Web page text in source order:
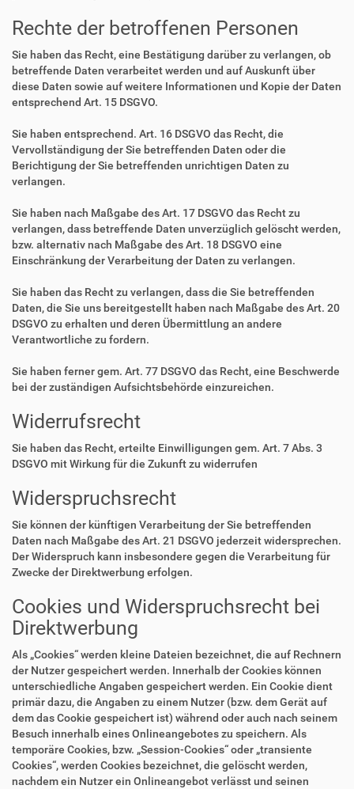
Rechte der betroffenen Personen
Sie haben das Recht, eine Bestätigung darüber zu verlangen, ob
betreffende Daten verarbeitet werden und auf Auskunft über
diese Daten sowie auf weitere Informationen und Kopie der Daten
entsprechend Art. 15 DSGVO.
Sie haben entsprechend. Art. 16 DSGVO das Recht, die
Vervollständigung der Sie betreffenden Daten oder die
Berichtigung der Sie betreffenden unrichtigen Daten zu
verlangen.
Sie haben nach Maßgabe des Art. 17 DSGVO das Recht zu
verlangen, dass betreffende Daten unverzüglich gelöscht werden,
bzw. alternativ nach Maßgabe des Art. 18 DSGVO eine
Einschränkung der Verarbeitung der Daten zu verlangen.
Sie haben das Recht zu verlangen, dass die Sie betreffenden
Daten, die Sie uns bereitgestellt haben nach Maßgabe des Art. 20
DSGVO zu erhalten und deren Übermittlung an andere
Verantwortliche zu fordern.
Sie haben ferner gem. Art. 77 DSGVO das Recht, eine Beschwerde
bei der zuständigen Aufsichtsbehörde einzureichen.
Widerrufsrecht
Sie haben das Recht, erteilte Einwilligungen gem. Art. 7 Abs. 3
DSGVO mit Wirkung für die Zukunft zu widerrufen
Widerspruchsrecht
Sie können der künftigen Verarbeitung der Sie betreffenden
Daten nach Maßgabe des Art. 21 DSGVO jederzeit widersprechen.
Der Widerspruch kann insbesondere gegen die Verarbeitung für
Zwecke der Direktwerbung erfolgen.
Cookies und Widerspruchsrecht bei
Direktwerbung
Als „Cookies“ werden kleine Dateien bezeichnet, die auf Rechnern
der Nutzer gespeichert werden. Innerhalb der Cookies können
unterschiedliche Angaben gespeichert werden. Ein Cookie dient
primär dazu, die Angaben zu einem Nutzer (bzw. dem Gerät auf
dem das Cookie gespeichert ist) während oder auch nach seinem
Besuch innerhalb eines Onlineangebotes zu speichern. Als
temporäre Cookies, bzw. „Session-Cookies“ oder „transiente
Cookies“, werden Cookies bezeichnet, die gelöscht werden,
nachdem ein Nutzer ein Onlineangebot verlässt und seinen